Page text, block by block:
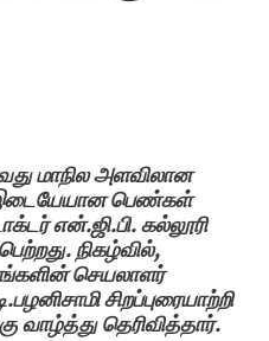
மாநில அளவிலான
இடையேயான பெண்கள்
என்.ஜி.பி. கல்லூரி
நிகழ்வில்,
செயலாளர்
சிறப்புரையாற்றி
வாழ்த்து தெரிவித்தார்.